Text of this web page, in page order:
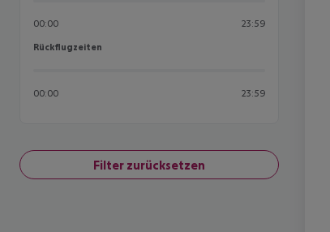
00:00 23:59
Rückflugzeiten
Rückflugzeiten
00:00 23:59
Filter zurücksetzen